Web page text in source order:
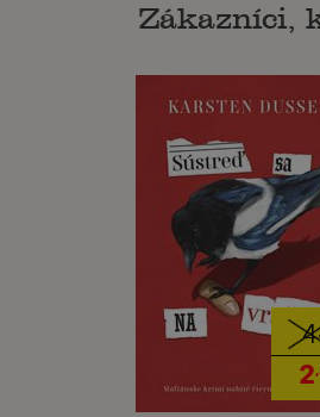
Zákazníci,
4
2